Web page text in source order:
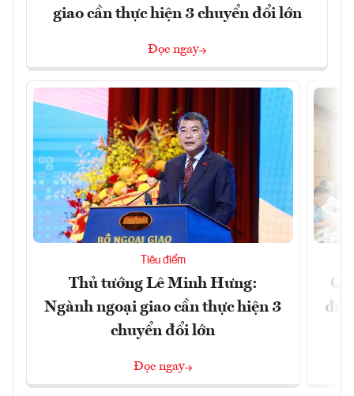
giao cần thực hiện 3 chuyển đổi lớn
Đọc ngay
Tiêu điểm
Thủ tướng Lê Minh Hưng:
Ngành ngoại giao cần thực hiện 3
chuyển đổi lớn
Đọc ngay
đủ